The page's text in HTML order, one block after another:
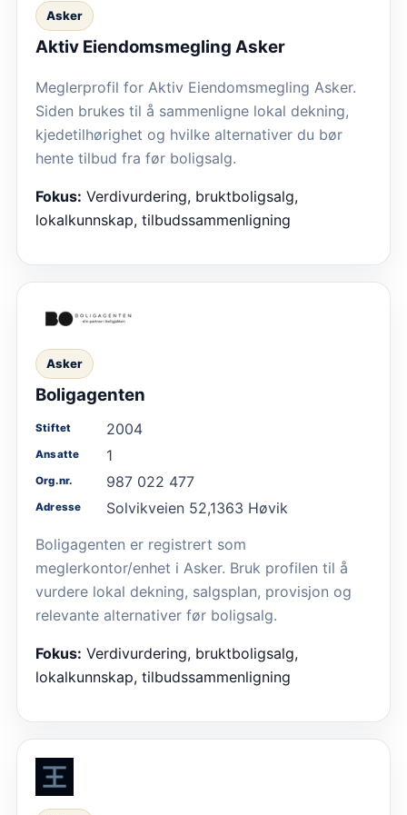
Asker
Aktiv Eiendomsmegling Asker
Meglerprofil for Aktiv Eiendomsmegling Asker.
Siden brukes til å sammenligne lokal dekning,
kjedetilhørighet og hvilke alternativer du bør
hente tilbud fra før boligsalg.
Fokus: Verdivurdering, bruktboligsalg,
lokalkunnskap, tilbudssammenligning
Asker
Boligagenten
Stiftet 2004
Ansatte 1
Org.nr. 987 022 477
Adresse
Solvikveien 52,1363 Høvik
Boligagenten er registrert som
meglerkontor/enhet i Asker. Bruk profilen til å
vurdere lokal dekning, salgsplan, provisjon og
relevante alternativer før boligsalg.
Fokus: Verdivurdering, bruktboligsalg,
lokalkunnskap, tilbudssammenligning